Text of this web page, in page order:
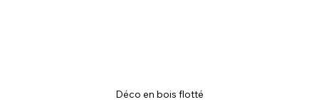
Déco en bois flotté